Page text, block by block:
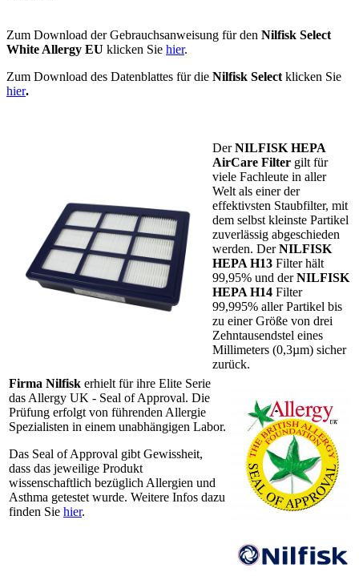
Zum Download der Gebrauchsanweisung für den Nilfisk Select
White Allergy EU klicken Sie hier.
Zum Download des Datenblattes für die Nilfisk Select klicken Sie
hier.
DerNILFISK HEPA
AirCare Filter gilt für
viele Fachleute in aller
Welt als einer der
effektivsten Staubfilter, mit
dem selbst kleinste Partikel
zuverlässig abgeschieden
werden. DerNILFISK
HEPA H13 Filter hält
99,95% und derNILFISK
HEPA H14 Filter
99,995% aller Partikel bis
zu einer Größe von drei
Zehntausendstel eines
Millimeters (0,3µm) sicher
zurück.
Firma Nilfisk erhielt für ihre Elite Serie
das Allergy UK - Seal of Approval. Die
Prüfung erfolgt von führenden Allergie
Spezialisten in einem unabhängigen Labor.
Das Seal of Approval gibt Gewissheit,
dass das jeweilige Produkt
wissenschaftlich bezüglich Allergien und
Asthma getestet wurde. Weitere Infos dazu
finden Sie hier.